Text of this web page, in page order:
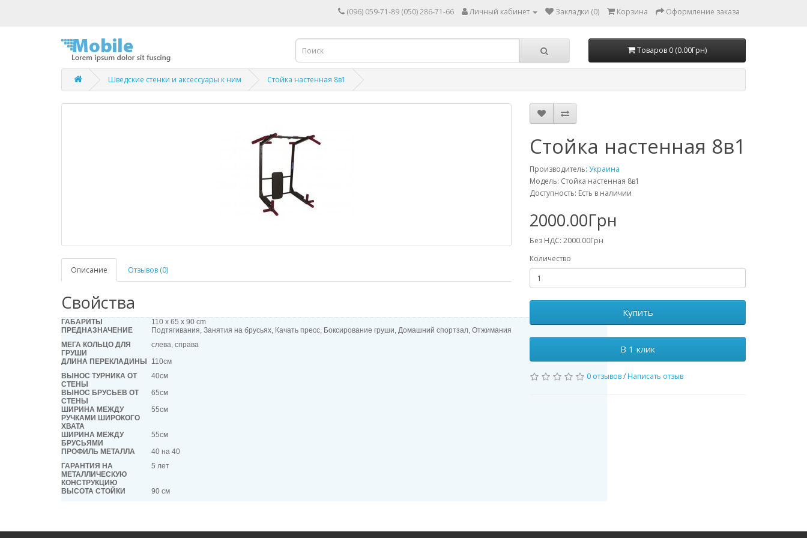
(096) 059-71-89 (050) 286-71-66 Личный кабинет Закладки (0) Корзина Оформление заказа
Товаров 0 (0.00Грн)
Шведские стенки и аксессуары к ним Стойка настенная 8в1
Описание Отзывов (0)
Свойства
ГАБАРИТЫ
110 x 65 x 90 cm
ПРЕДНАЗНАЧЕНИЕ
Подтягивания, Занятия на брусьях, Качать пресс, Боксирование груши, Домашний спортзал, Отжимания
МЕГА КОЛЬЦО ДЛЯ
ГРУШИ
слева, справа
ДЛИНА ПЕРЕКЛАДИНЫ
110см
ВЫНОС ТУРНИКА ОТ
СТЕНЫ
40см
ВЫНОС БРУСЬЕВ ОТ
СТЕНЫ
65см
ШИРИНА МЕЖДУ
РУЧКАМИ ШИРОКОГО
ХВАТА
55см
ШИРИНА МЕЖДУ
БРУСЬЯМИ
55см
ПРОФИЛЬ МЕТАЛЛА
40 на 40
ГАРАНТИЯ НА
МЕТАЛЛИЧЕСКУЮ
КОНСТРУКЦИЮ
5 лет
ВЫСОТА СТОЙКИ 90 см
Стойка настенная 8в1
Производитель: Украина
Модель: Стойка настенная 8в1
Доступность: Есть в наличии
2000.00Грн
Без НДС: 2000.00Грн
Количество
Купить
В 1 клик
0 отзывов/ Написать отзыв